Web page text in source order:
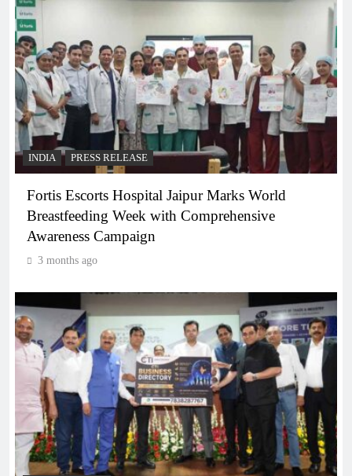
INDIA PRESS RELEASE
Fortis Escorts Hospital Jaipur Marks World
Breastfeeding Week with Comprehensive
Awareness Campaign
3 months ago